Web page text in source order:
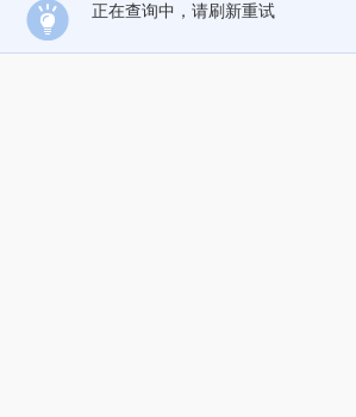
正在查询中，请刷新重试